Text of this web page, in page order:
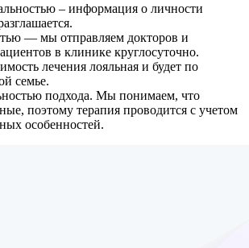
– информация о личности
— мы отправляем докторов и
в клинике круглосуточно.
лечения лояльная и будет по
семье.
подхода. Мы понимаем, что
поэтому терапия проводится с учетом
особенностей.